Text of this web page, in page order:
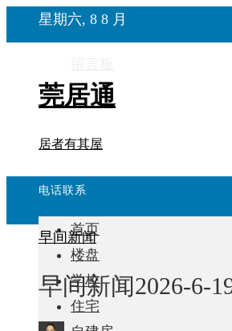
星期六, 8 8 月
莞居通
居者有其屋
电话联系
首页
楼盘
学校
住宅
早间新闻
早间新闻2026-6-